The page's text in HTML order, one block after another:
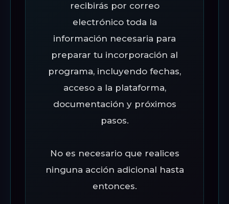
recibirás por correo
electrónico toda la
información necesaria para
preparar tu incorporación al
programa, incluyendo fechas,
acceso a la plataforma,
documentación y próximos
pasos.
No es necesario que realices
ninguna acción adicional hasta
entonces.